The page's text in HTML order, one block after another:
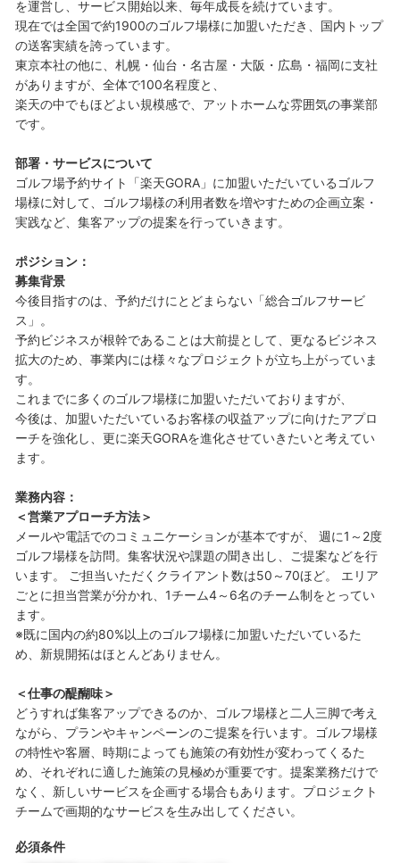
を運営し、サービス開始以来、毎年成長を続けています。
現在では全国で約1900のゴルフ場様に加盟いただき、国内トップ
の送客実績を誇っています。
東京本社の他に、札幌・仙台・名古屋・大阪・広島・福岡に支社
がありますが、全体で100名程度と、
楽天の中でもほどよい規模感で、アットホームな雰囲気の事業部
です。
部署・サービスについて
ゴルフ場予約サイト「楽天GORA」に加盟いただいているゴルフ
場様に対して、ゴルフ場様の利用者数を増やすための企画立案・
実践など、集客アップの提案を行っていきます。
ポジション：
募集背景
今後目指すのは、予約だけにとどまらない「総合ゴルフサービ
ス」。
予約ビジネスが根幹であることは大前提として、更なるビジネス
拡大のため、事業内には様々なプロジェクトが立ち上がっていま
す。
これまでに多くのゴルフ場様に加盟いただいておりますが、
今後は、加盟いただいているお客様の収益アップに向けたアプロ
ーチを強化し、更に楽天GORAを進化させていきたいと考えてい
ます。
業務内容：
＜営業アプローチ方法＞
メールや電話でのコミュニケーションが基本ですが、 週に1～2度
ゴルフ場様を訪問。集客状況や課題の聞き出し、ご提案などを行
います。 ご担当いただくクライアント数は50～70ほど。 エリア
ごとに担当営業が分かれ、1チーム4～6名のチーム制をとってい
ます。
※既に国内の約80%以上のゴルフ場様に加盟いただいているた
め、新規開拓はほとんどありません。
＜仕事の醍醐味＞
どうすれば集客アップできるのか、ゴルフ場様と二人三脚で考え
ながら、プランやキャンペーンのご提案を行います。ゴルフ場様
の特性や客層、時期によっても施策の有効性が変わってくるた
め、それぞれに適した施策の見極めが重要です。提案業務だけで
なく、新しいサービスを企画する場合もあります。プロジェクト
チームで画期的なサービスを生み出してください。
必須条件